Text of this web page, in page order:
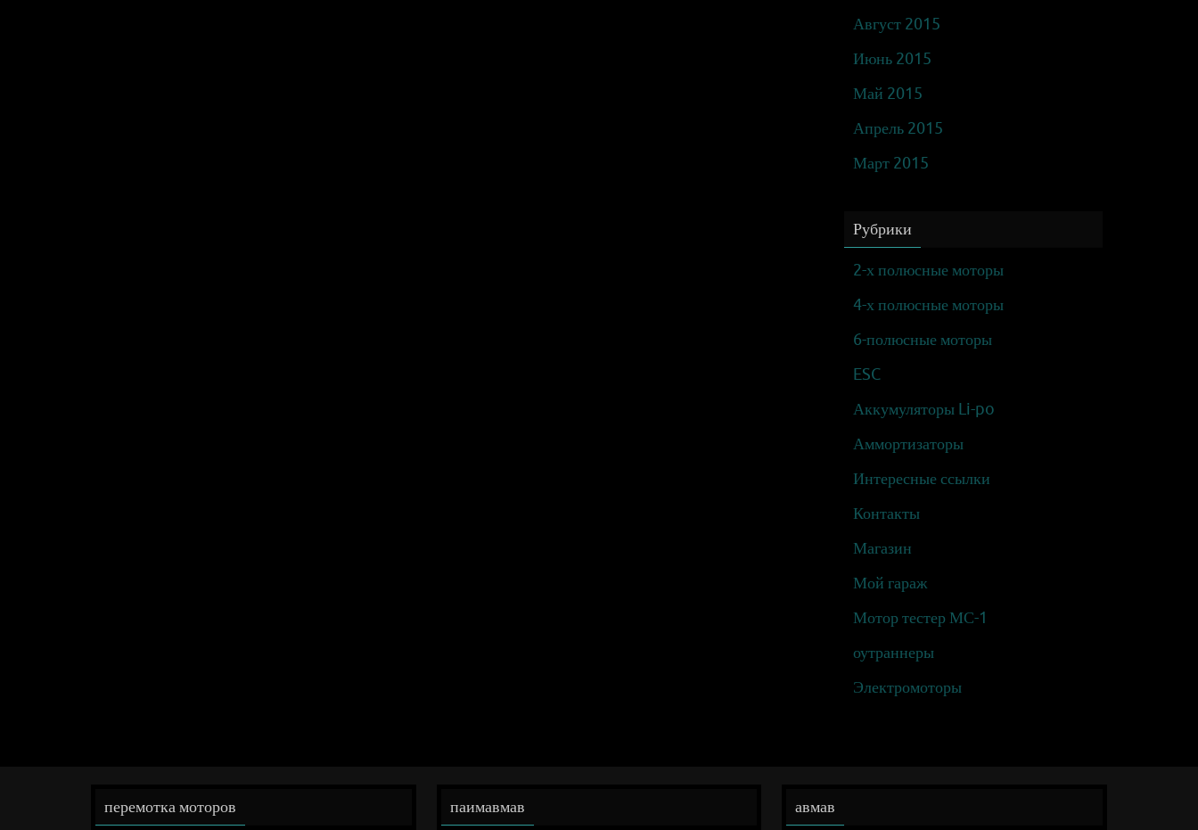
Август 2015
Июнь 2015
Май 2015
Апрель 2015
Март 2015
Рубрики
2-х полюсные моторы
4-х полюсные моторы
6-полюсные моторы
ESC
Аккумуляторы Li-po
Аммортизаторы
Интересные ссылки
Контакты
Магазин
Мой гараж
Мотор тестер МС-1
оутраннеры
Электромоторы
перемотка моторов паимавмав авмав